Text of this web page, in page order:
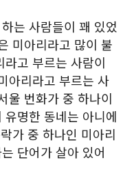
는 사람들이 꽤 있었
미아리라고 많이 불
고 부르는 사람이
아리라고 부르는 사
울 번화가 중 하나이
명한 동네는 아니에
가 중 하나인 미아리
단어가 살아 있어